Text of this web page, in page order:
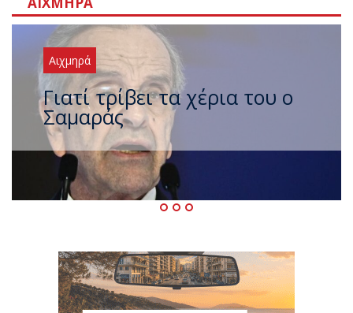
Αιχμηρά
Ξαναχτύπησαν